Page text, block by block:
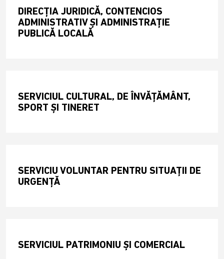
DIRECȚIA JURIDICĂ, CONTENCIOS
ADMINISTRATIV ȘI ADMINISTRAȚIE
PUBLICĂ LOCALĂ
SERVICIUL CULTURAL, DE ÎNVĂȚĂMÂNT,
SPORT ȘI TINERET
SERVICIU VOLUNTAR PENTRU SITUAȚII DE
URGENȚĂ
SERVICIUL PATRIMONIU ȘI COMERCIAL